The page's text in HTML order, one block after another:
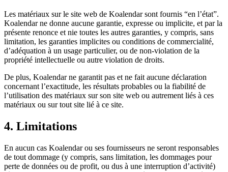
Les matériaux sur le site web de Koalendar sont fournis “en l’état”.
Koalendar ne donne aucune garantie, expresse ou implicite, et par la
présente renonce et nie toutes les autres garanties, y compris, sans
limitation, les garanties implicites ou conditions de commercialité,
d’adéquation à un usage particulier, ou de non-violation de la
propriété intellectuelle ou autre violation de droits.
De plus, Koalendar ne garantit pas et ne fait aucune déclaration
concernant l’exactitude, les résultats probables ou la fiabilité de
l’utilisation des matériaux sur son site web ou autrement liés à ces
matériaux ou sur tout site lié à ce site.
4. Limitations
En aucun cas Koalendar ou ses fournisseurs ne seront responsables
de tout dommage (y compris, sans limitation, les dommages pour
perte de données ou de profit, ou dus à une interruption d’activité)